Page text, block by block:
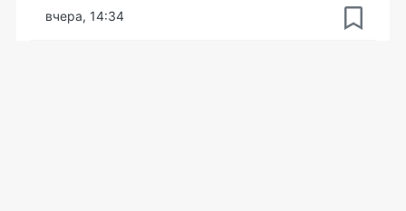
вчера, 14:34